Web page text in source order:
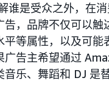
谁是受众之外，在
，品牌不仅可以
等属性，以及可能
告主希望通过
乐、舞蹈和 DJ 是